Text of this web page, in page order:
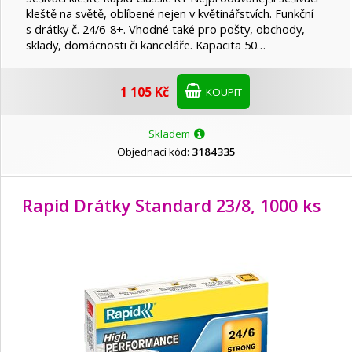
kleště na světě, oblíbené nejen v květinářstvích. Funkční
s drátky č. 24/6-8+. Vhodné také pro pošty, obchody,
sklady, domácnosti či kanceláře. Kapacita 50…
1 105 Kč KOUPIT
Skladem
Objednací kód: 3184335
Rapid Drátky Standard 23/8, 1000 ks